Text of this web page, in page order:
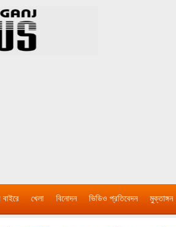
বাইরে খেলা বিনোদন ভিডিও প্রতিবেদন মুক্তাঙ্গন